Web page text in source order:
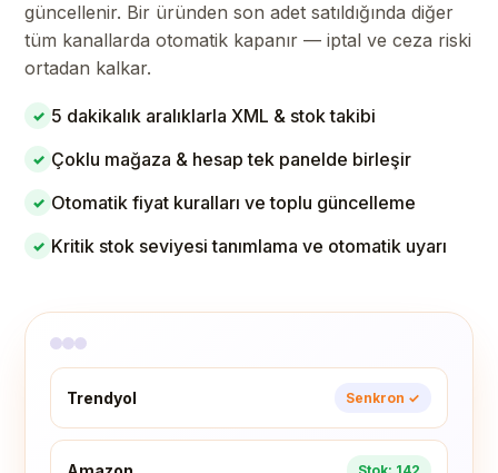
güncellenir. Bir üründen son adet satıldığında diğer
tüm kanallarda otomatik kapanır — iptal ve ceza riski
ortadan kalkar.
✓ 5 dakikalık aralıklarla XML & stok takibi
✓ Çoklu mağaza & hesap tek panelde birleşir
✓ Otomatik fiyat kuralları ve toplu güncelleme
✓ Kritik stok seviyesi tanımlama ve otomatik uyarı
Trendyol Senkron ✓